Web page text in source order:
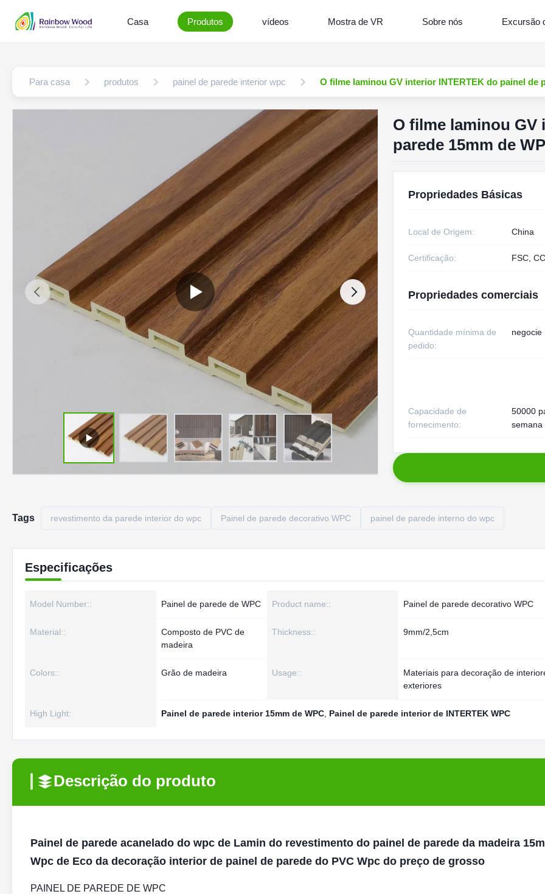
Casa Produtos vídeos Mostra de VR Sobre nós Excursão
Para casa produtos painel de parede interior wpc O filme laminou GV interior INTERTEK do painel de
O filme laminou GV
parede 15mm de
Propriedades Básicas
Local de Origem: China
Certificação: FSC,
Propriedades comerciais
Quantidade mínima de
pedido:
negocie
Capacidade de
fornecimento:
50000
semana
Tags revestimento da parede interior do wpc Painel de parede decorativo WPC painel de parede interno do wpc
Especificações
Model Number:: Painel de parede de WPC Product name:: Painel de parede decorativo WPC
Material::
Composto de PVC de
madeira
Thickness:: 9mm/2,5cm
Colors:: Grão de madeira Usage::
Materiais para decoração de
exteriores
High Light: Painel de parede interior 15mm de WPC Painel de parede interior de INTERTEK WPC
Descrição do produto
Painel de parede acanelado do wpc de Lamin do revestimento do painel de parede da madeira
Wpc de Eco da decoração interior de painel de parede do PVC Wpc do preço de grosso
PAINEL DE PAREDE DE WPC